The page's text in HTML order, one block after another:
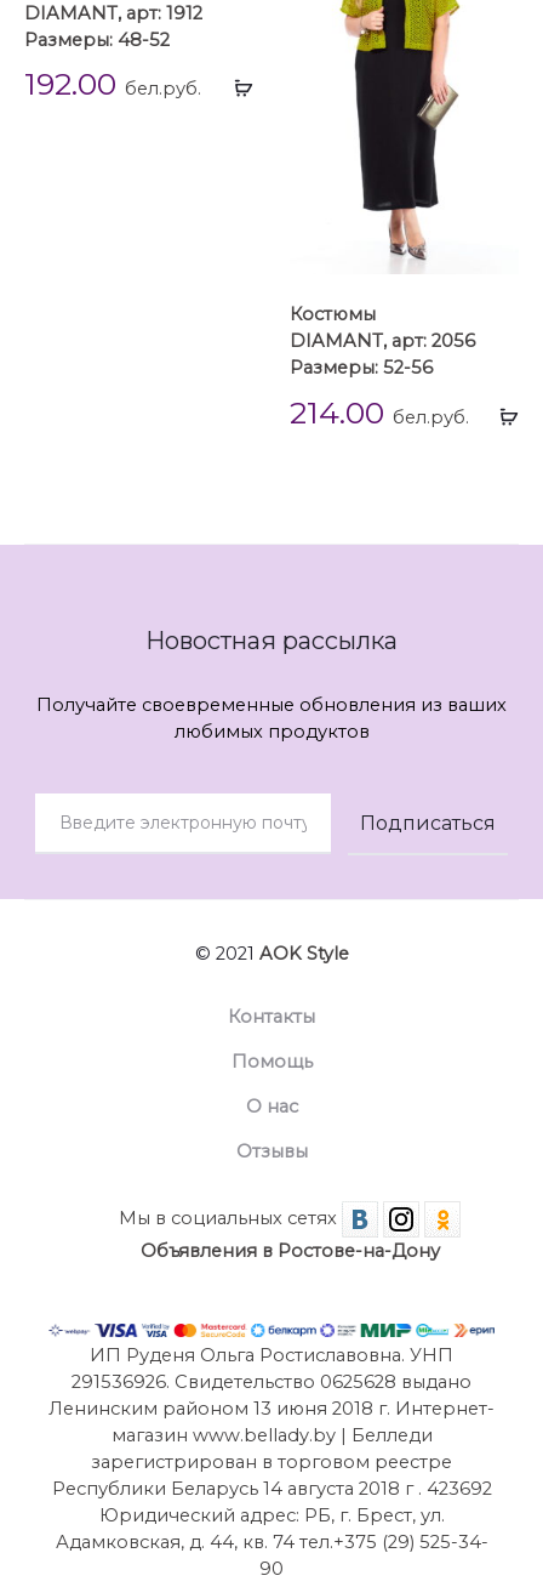
Выбрать
DIAMANT, арт: 1912
Размеры: 48-52
192.00 бел.руб.
Костюмы
DIAMANT, арт: 2056
Размеры: 52-56
214.00 бел.руб.
Новостная рассылка
Получайте своевременные обновления из ваших
любимых продуктов
© 2021 AOK Style
Контакты
Помощь
О нас
Отзывы
Мы в социальных сетях
Объявления в Ростове-на-Дону
ИП Руденя Ольга Ростиславовна. УНП
291536926. Свидетельство 0625628 выдано
Ленинским районом 13 июня 2018 г. Интернет-
магазин www.bellady.by | Белледи
зарегистрирован в торговом реестре
Республики Беларусь 14 августа 2018 г . 423692
Юридический адрес: РБ, г. Брест, ул.
Адамковская, д. 44, кв. 74 тел.+375 (29) 525-34-
90